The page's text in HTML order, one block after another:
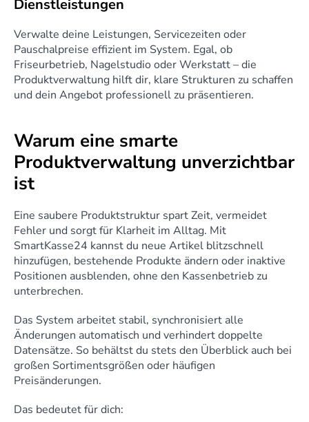
Dienstleistungen
Verwalte deine Leistungen, Servicezeiten oder
Pauschalpreise effizient im System. Egal, ob
Friseurbetrieb, Nagelstudio oder Werkstatt – die
Produktverwaltung hilft dir, klare Strukturen zu schaffen
und dein Angebot professionell zu präsentieren.
Warum eine smarte
Produktverwaltung unverzichtbar
ist
Eine saubere Produktstruktur spart Zeit, vermeidet
Fehler und sorgt für Klarheit im Alltag. Mit
SmartKasse24 kannst du neue Artikel blitzschnell
hinzufügen, bestehende Produkte ändern oder inaktive
Positionen ausblenden, ohne den Kassenbetrieb zu
unterbrechen.
Das System arbeitet stabil, synchronisiert alle
Änderungen automatisch und verhindert doppelte
Datensätze. So behältst du stets den Überblick auch bei
großen Sortimentsgrößen oder häufigen
Preisänderungen.
Das bedeutet für dich: